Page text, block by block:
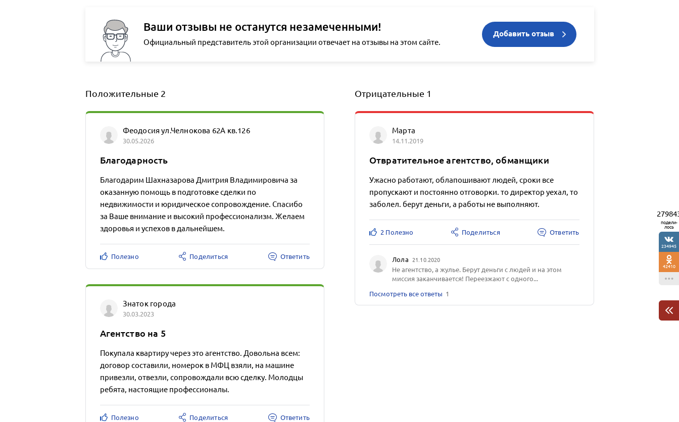
Ваши отзывы не останутся незамеченными!
Официальный представитель этой организации отвечает на отзывы на этом сайте.
Добавить отзыв
Положительные 2
Феодосия ул.Челнокова 62А кв.126
30.05.2026
Благодарность
Благодарим Шахназарова Дмитрия Владимировича за
оказанную помощь в подготовке сделки по
недвижимости и юридическое сопровождение. Спасибо
за Ваше внимание и высокий профессионализм. Желаем
здоровья и успехов в дальнейшем.
Полезно Поделиться Ответить
Знаток города
30.03.2023
Агентство на 5
Покупала квартиру через это агентство. Довольна всем:
договор составили, номерок в МФЦ взяли, на машине
привезли, отвезли, сопровождали всю сделку. Молодцы
ребята, настоящие профессионалы.
Полезно Поделиться Ответить
Отрицательные 1
Марта
14.11.2019
Отвратительное агентство, обманщики
Ужасно работают, облапошивают людей, сроки все
пропускают и постоянно отговорки. то директор уехал, то
заболел. берут деньги, а работы не выполняют.
2 Полезно Поделиться Ответить
Лола 21.10.2020
Не агентство, а жулье. Берут деньги с людей и на этом
миссия заканчивается! Переезжают с одного...
Посмотреть все ответы 1
подели-
лось
234945
42410